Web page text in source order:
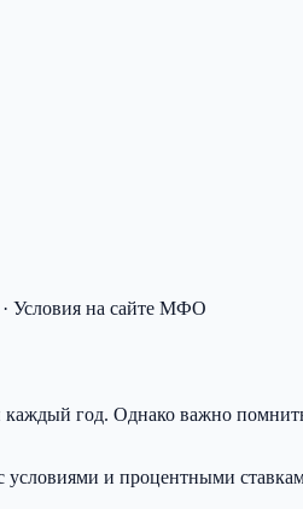
Условия на сайте МФО
год. Однако важно
и процентными